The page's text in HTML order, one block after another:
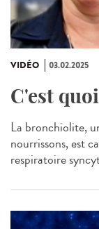
VIDÉO 03.02.2025
C'est
La bronchiolite,
nourrissons, est
respiratoire